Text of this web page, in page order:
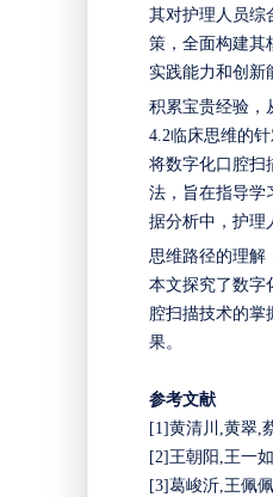
其对护理人员综
策，全面构建其
实践能力和创新
积累宝贵经验，
4.2临床思维的
将数字化口腔扫
法，旨在指导学
据分析中，护理
思维路径的理解
本文探究了数字
腔扫描技术的掌
果。
参考文献
[1]黄清川
,黄翠,
[2]王朝阳,王一
[3]葛峻沂,王佩